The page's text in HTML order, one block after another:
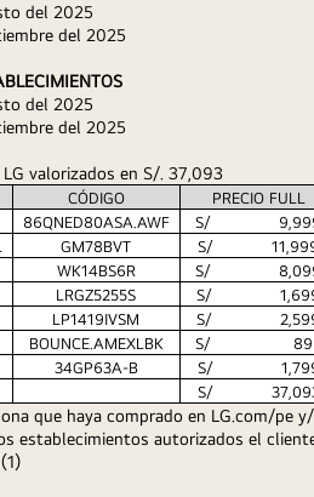
del 2025
del 2025
del 2025
del 2025
valorizados en S/. 37,093
CÓDIGO
PRECIO FULL
86QNED80ASA.AWF
S/
GM78BVT
S/
WK14BS6R
S/
LRGZ5255S
S/
LP1419IVSM
S/
BOUNCE.AMEXLBK
S/
34GP63A-B
S/
S/
que haya comprado en LG.com/pe
establecimientos autorizados el